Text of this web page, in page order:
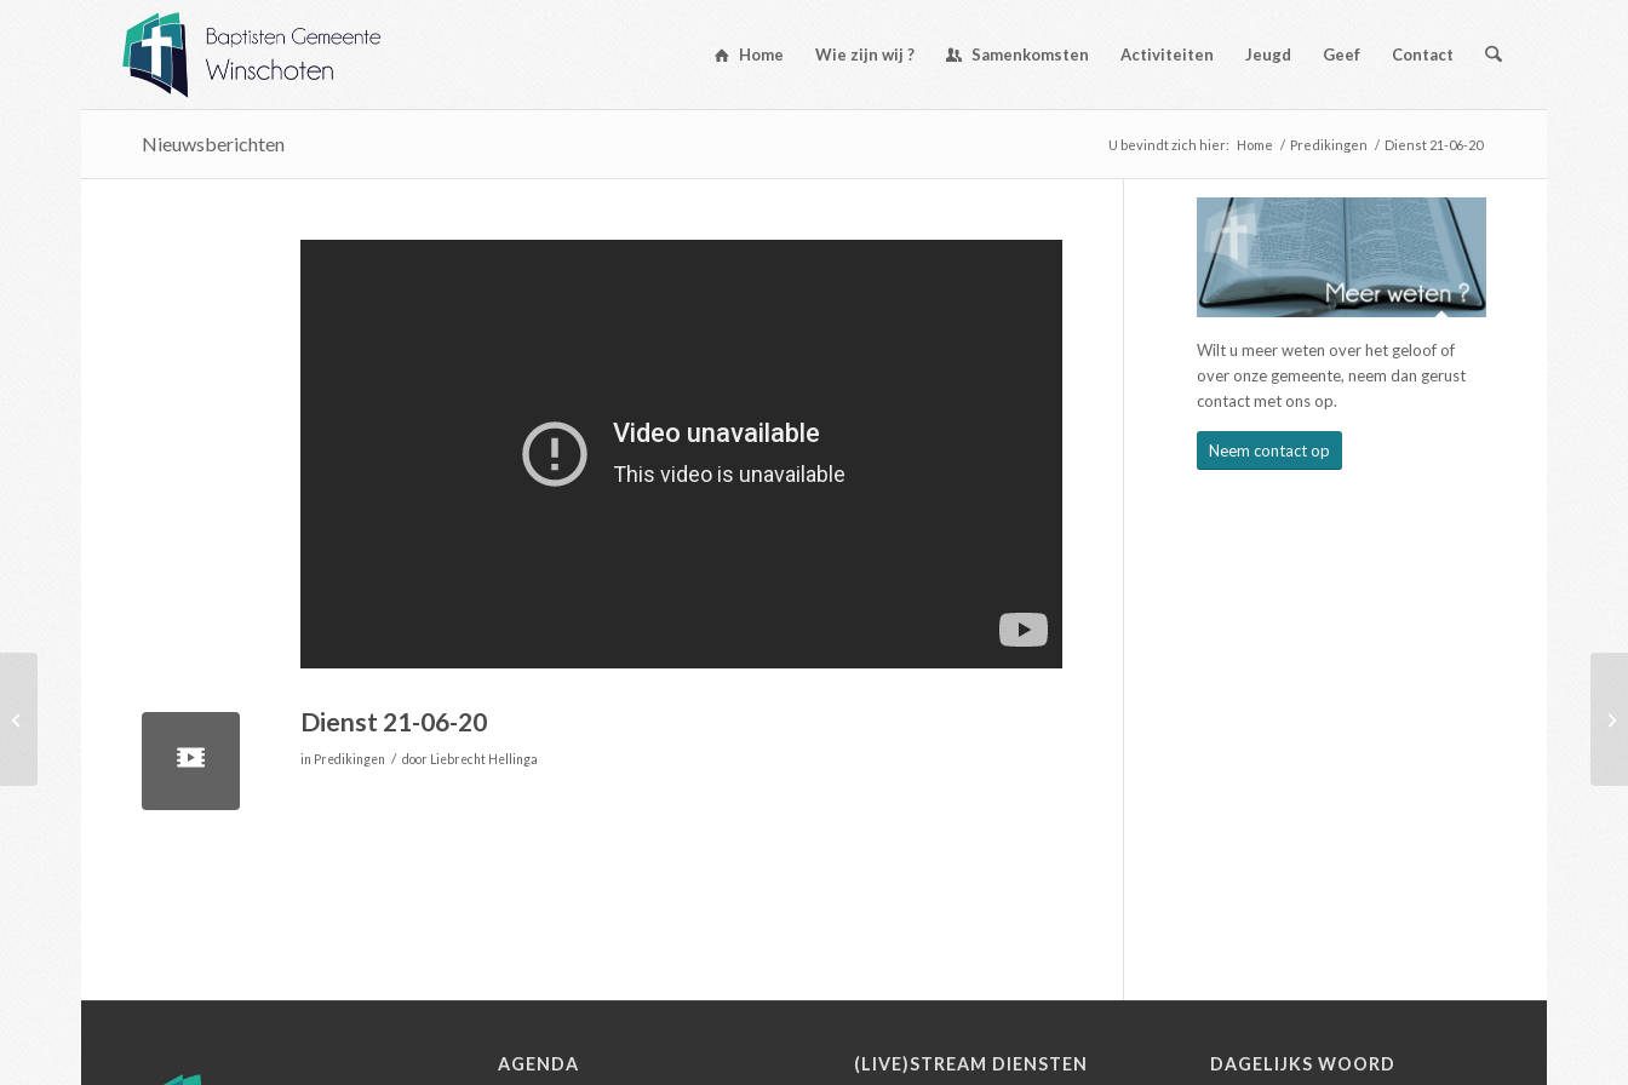
Home Wie zijn wij ? Samenkomsten Activiteiten Jeugd Geef Contact
Nieuwsberichten U bevindt zich hier: Home / Predikingen / Dienst 21-06-20
Dienst 21-06-20
in Predikingen / door Liebrecht Hellinga
Wilt u meer weten over het geloof of
over onze gemeente, neem dan gerust
contact met ons op.
Neem contact op
AGENDA (LIVE)STREAM DIENSTEN DAGELIJKS WOORD
Dienst 14-06-20